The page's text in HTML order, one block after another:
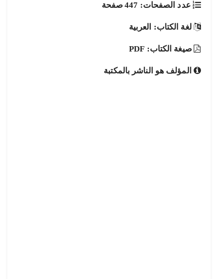
عدد الصفحات: 447 صفحة
لغة الكتاب: العربية
صيغة الكتاب: PDF
المؤلف هو الناشر بالمكتبة